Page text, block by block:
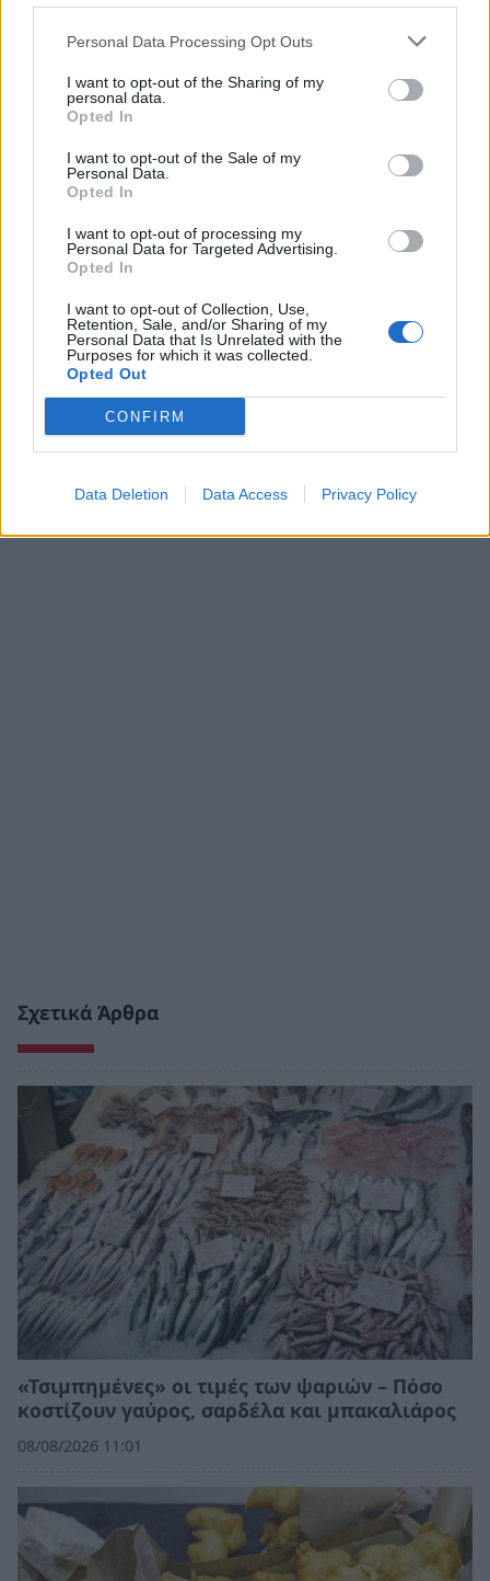
Personal Data Processing Opt Outs
I want to opt-out of the Sharing of my
personal data.
Opted In
I want to opt-out of the Sale of my
Personal Data.
Opted In
I want to opt-out of processing my
Personal Data for Targeted Advertising.
Opted In
I want to opt-out of Collection, Use,
Retention, Sale, and/or Sharing of my
Personal Data that Is Unrelated with the
Purposes for which it was collected.
Opted Out
CONFIRM
Data Deletion Data Access Privacy Policy
Ακολουθήστε τοnotospress.grστο Google News και
μάθετε πρώτοιόλες τις ειδήσεις
ΣΥΝΤΑΓΗ
ΓΑΣΤΡΟΝΟΜΙΑ
ΣΑΡΔΕΛΑ ΣΤΟ ΦΟΥΡΝΟ
Σχετικά Άρθρα
«Τσιμπημένες» οι τιμές των ψαριών – Πόσο
κοστίζουν γαύρος, σαρδέλα και μπακαλιάρος
08/08/2026 11:01